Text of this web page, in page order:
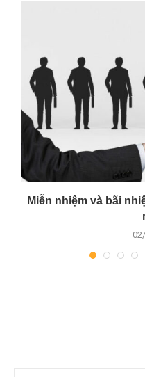
Miễn nhiệm và bãi